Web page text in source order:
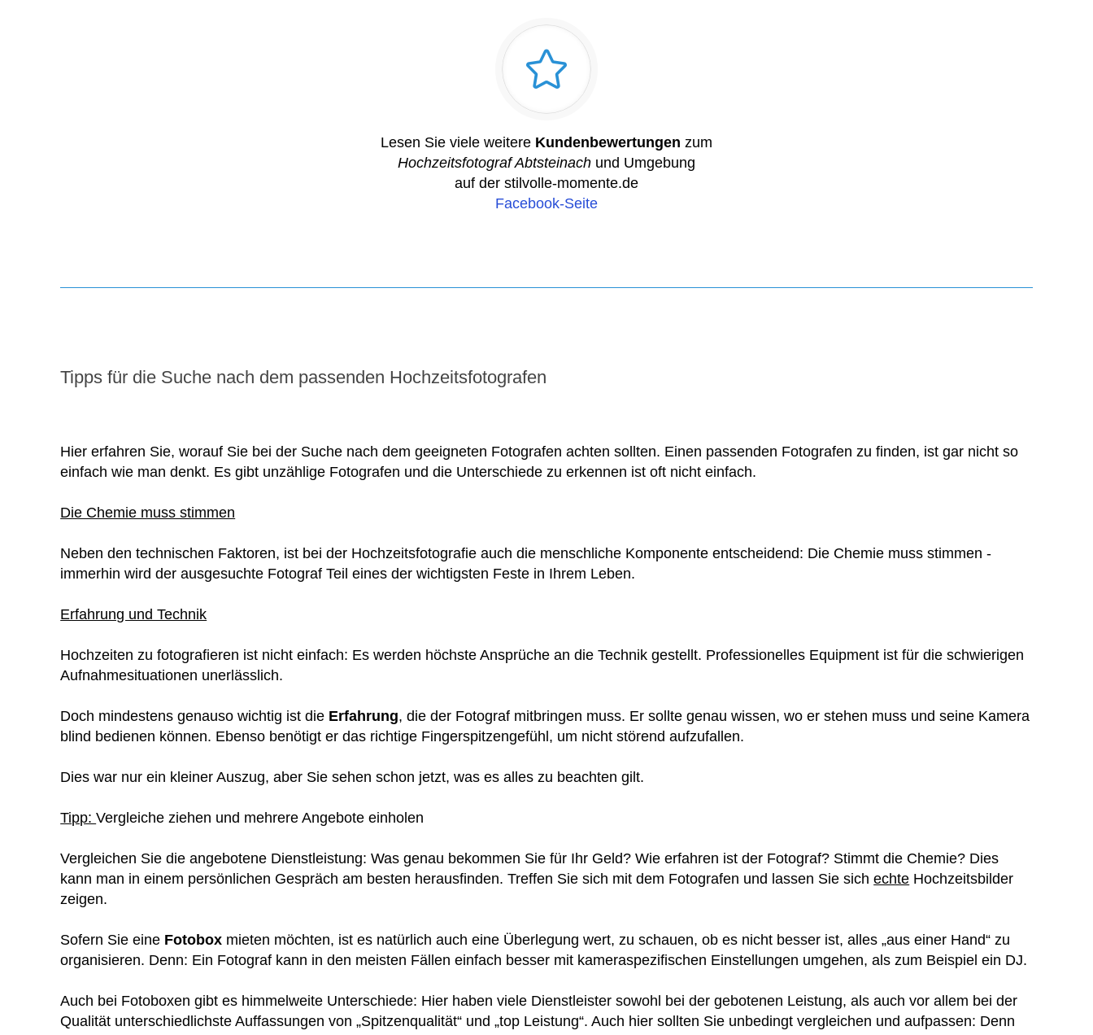
Lesen Sie viele weitere Kundenbewertungen zum
Hochzeitsfotograf Abtsteinachund Umgebung
auf der stilvolle-momente.de
Facebook-Seite
Tipps für die Suche nach dem passenden Hochzeitsfotografen
Hier erfahren Sie, worauf Sie bei der Suche nach dem geeigneten Fotografen achten sollten. Einen passenden Fotografen zu finden, ist gar nicht so
einfach wie man denkt. Es gibt unzählige Fotografen und die Unterschiede zu erkennen ist oft nicht einfach.
Die Chemie muss stimmen
Neben den technischen Faktoren, ist bei der Hochzeitsfotografie auch die menschliche Komponente entscheidend: Die Chemie muss stimmen -
immerhin wird der ausgesuchte Fotograf Teil eines der wichtigsten Feste in Ihrem Leben.
Erfahrung und Technik
Hochzeiten zu fotografieren ist nicht einfach: Es werden höchste Ansprüche an die Technik gestellt. Professionelles Equipment ist für die schwierigen
Aufnahmesituationen unerlässlich.
Doch mindestens genauso wichtig ist die Erfahrung, die der Fotograf mitbringen muss. Er sollte genau wissen, wo er stehen muss und seine Kamera
blind bedienen können. Ebenso benötigt er das richtige Fingerspitzengefühl, um nicht störend aufzufallen.
Dies war nur ein kleiner Auszug, aber Sie sehen schon jetzt, was es alles zu beachten gilt.
Tipp:Vergleiche ziehen und mehrere Angebote einholen
Vergleichen Sie die angebotene Dienstleistung: Was genau bekommen Sie für Ihr Geld? Wie erfahren ist der Fotograf? Stimmt die Chemie? Dies
kann man in einem persönlichen Gespräch am besten herausfinden. Treffen Sie sich mit dem Fotografen und lassen Sie sichechte Hochzeitsbilder
zeigen.
Sofern Sie eine Fotobox mieten möchten, ist es natürlich auch eine Überlegung wert, zu schauen, ob es nicht besser ist, alles „aus einer Hand“ zu
organisieren. Denn: Ein Fotograf kann in den meisten Fällen einfach besser mit kameraspezifischen Einstellungen umgehen, als zum Beispiel ein DJ.
Auch bei Fotoboxen gibt es himmelweite Unterschiede: Hier haben viele Dienstleister sowohl bei der gebotenen Leistung, als auch vor allem bei der
Qualität unterschiedlichste Auffassungen von „Spitzenqualität“ und „top Leistung“. Auch hier sollten Sie unbedingt vergleichen und aufpassen: Denn